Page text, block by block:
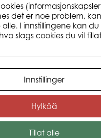
Poro
Lumo Stars
plush
det er noe problem,
I innstillingene kan
slags cookies du vil
Innstillinger
Hylkää
Tillat alle